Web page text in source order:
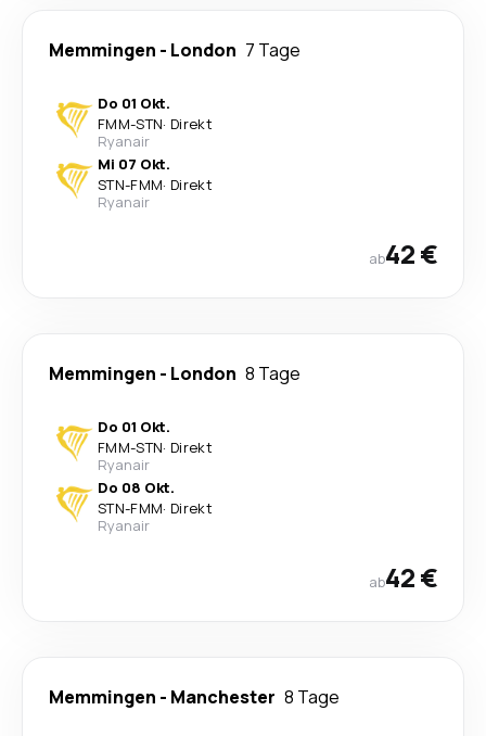
Memmingen - London 7 Tage
Do 01 Okt.
FMM-STN· Direkt
Ryanair
Mi 07 Okt.
STN-FMM· Direkt
Ryanair
ab42 €
Memmingen - London 8 Tage
Do 01 Okt.
FMM-STN· Direkt
Ryanair
Do 08 Okt.
STN-FMM· Direkt
Ryanair
ab42 €
Memmingen - Manchester 8 Tage